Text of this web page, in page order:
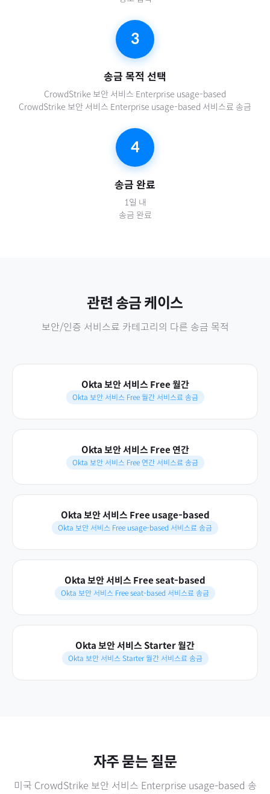
3
송금 목적 선택
CrowdStrike 보안 서비스 Enterprise usage-based
CrowdStrike 보안 서비스 Enterprise usage-based 서비스료 송금
4
송금 완료
1일 내
송금 완료
관련 송금 케이스
보안/인증 서비스료 카테고리의 다른 송금 목적
Okta 보안 서비스 Free 월간
Okta 보안 서비스 Free 월간 서비스료 송금
Okta 보안 서비스 Free 연간
Okta 보안 서비스 Free 연간 서비스료 송금
Okta 보안 서비스 Free usage-based
Okta 보안 서비스 Free usage-based 서비스료 송금
Okta 보안 서비스 Free seat-based
Okta 보안 서비스 Free seat-based 서비스료 송금
Okta 보안 서비스 Starter 월간
Okta 보안 서비스 Starter 월간 서비스료 송금
자주 묻는 질문
미국 CrowdStrike 보안 서비스 Enterprise usage-based 송